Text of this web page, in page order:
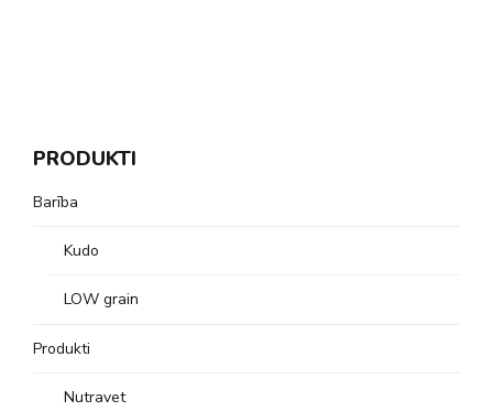
PRODUKTI
Barība
Kudo
LOW grain
Produkti
Nutravet